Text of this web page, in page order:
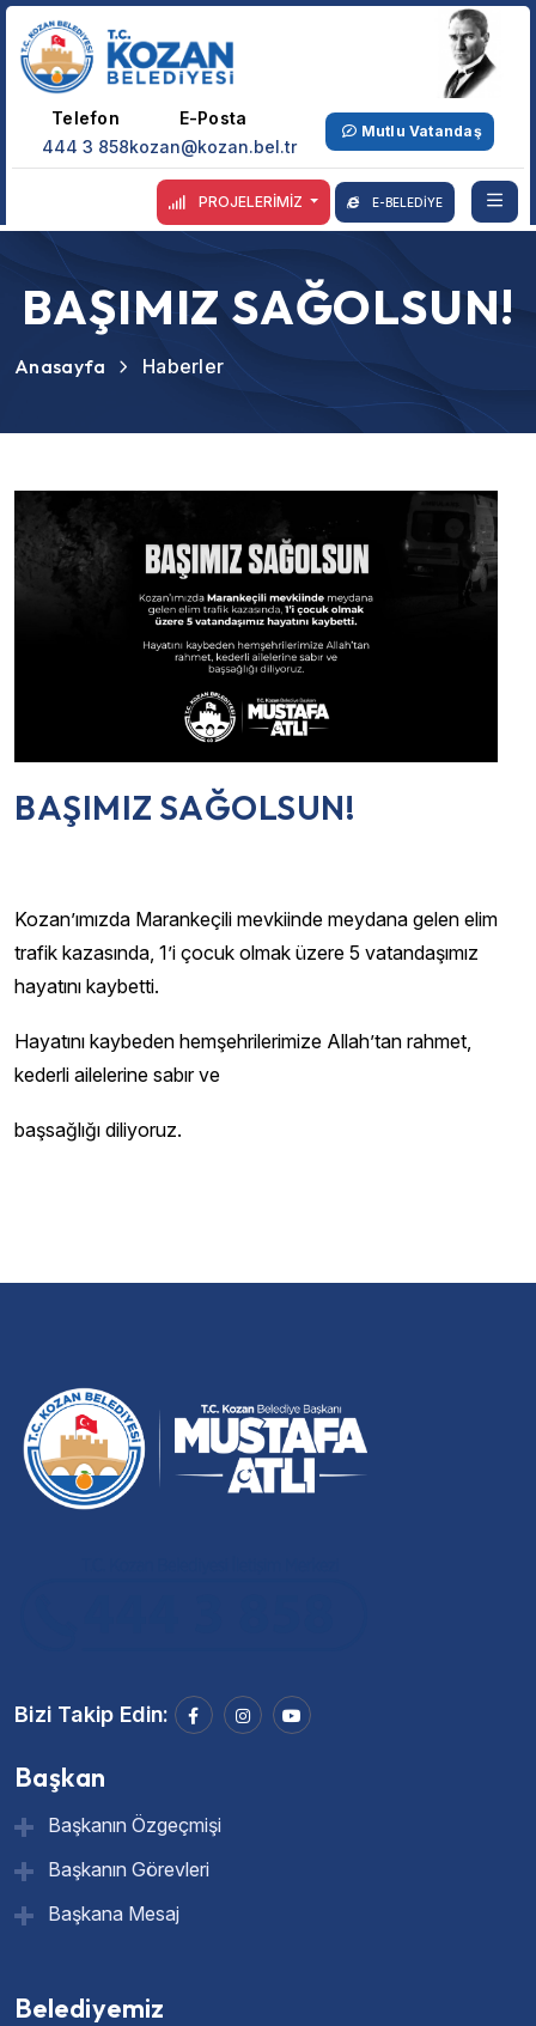
Telefon
444 3 858
E-Posta
kozan@kozan.bel.tr
Mutlu Vatandaş
PROJELERİMİZ E-BELEDİYE
BAŞIMIZ SAĞOLSUN!
Anasayfa Haberler
BAŞIMIZ SAĞOLSUN!
Kozan’ımızda Marankeçili mevkiinde meydana gelen elim
trafik kazasında, 1’i çocuk olmak üzere 5 vatandaşımız
hayatını kaybetti.
Hayatını kaybeden hemşehrilerimize Allah’tan rahmet,
kederli ailelerine sabır ve
başsağlığı diliyoruz.
Bizi Takip Edin:
Başkan
Başkanın Özgeçmişi
Başkanın Görevleri
Başkana Mesaj
Belediyemiz